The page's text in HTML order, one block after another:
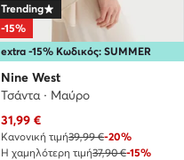
extra -15% Κωδικός: SUMMER
Trending
-15%
Nine West
Τσάντα · Μαύρο
Τρέχουσα τιμή
31,99 €
Κανονική τιμή39,99 €-20%
Η χαμηλότερη τιμή37,90 €-15%